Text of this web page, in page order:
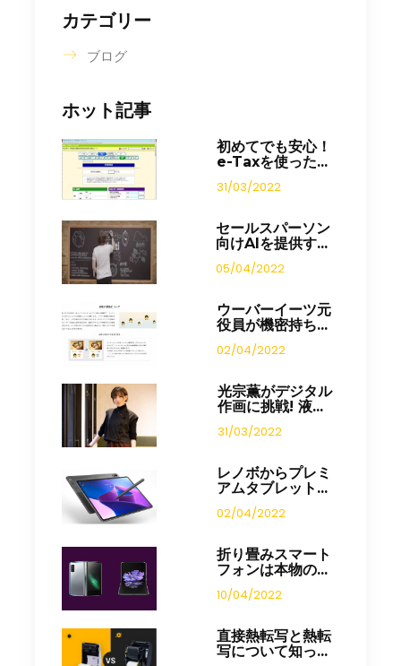
カテゴリー
ブログ
ホット記事
初めてでも安心！
e-Taxを使った...
31/03/2022
セールスパーソン
向けAIを提供す...
05/04/2022
ウーバーイーツ元
役員が機密持ち...
02/04/2022
光宗薫がデジタル
作画に挑戦! 液...
31/03/2022
レノボからプレミ
アムタブレット...
02/04/2022
折り畳みスマート
フォンは本物の...
10/04/2022
直接熱転写と熱転
写について知っ...